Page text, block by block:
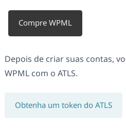
Compre WPML
Depois de criar suas contas,
WPML com o ATLS.
Obtenha um token do ATLS